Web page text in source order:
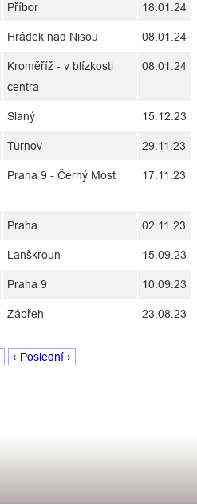
Příbor 18.01.24
Hrádek nad Nisou 08.01.24
Kroměříž - v blízkosti
centra
08.01.24
Slaný 15.12.23
Turnov 29.11.23
Praha 9 - Černý Most 17.11.23
Praha 02.11.23
Lanškroun 15.09.23
Praha 9 10.09.23
Zábřeh 23.08.23
‹ Poslední ›